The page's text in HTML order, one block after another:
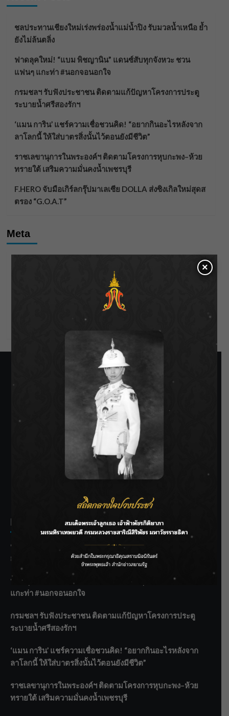
ชลประทานเชียงใหม่เร่งพร่องน้ำแม่น้ำปิง รับมวลน้ำเหนือ ย้ำ
ยังไม่ล้นตลิ่ง
ฟาดลุคใหม่! “แบม พิชญานิน” แดนซ์สับทุกจังหวะ ชวน
แฟนๆ แกะท่า #นอกจอนอกใจ
กรมชลฯ รับฟังประชาชน ติดตามแก้ปัญหาโครงการประตู
ระบายน้ำศรีสองรักฯ
‘แมน การิน’ แชร์ความเชื่อชวนคิด! “อยากกินอะไรหลังจาก
ลาโลกนี้ ให้ใส่บาตรสิ่งนั้นไว้ตอนยังมีชีวิต”
ราชเลขานุการในพระองค์ฯ ติดตามโครงการหุบกะพง–ห้วย
ทรายใต้ เสริมความมั่นคงน้ำเพชรบุรี
F.HERO จับมือเกิร์ลกรุ๊ปมาเลเซีย DOLLA ส่งซิงเกิลใหม่สุดส
ตรอง “G.O.A.T”
Meta
SIAMRATH VARIETY
Recent Posts
ชลประทานเชียงใหม่เร่งพร่องน้ำแม่น้ำปิง รับมวลน้ำเหนือ ย้ำ
ยังไม่ล้นตลิ่ง
ฟาดลุคใหม่! “แบม พิชญานิน” แดนซ์สับทุกจังหวะ ชวนแฟนๆ
แกะท่า #นอกจอนอกใจ
กรมชลฯ รับฟังประชาชน ติดตามแก้ปัญหาโครงการประตู
ระบายน้ำศรีสองรักฯ
‘แมน การิน’ แชร์ความเชื่อชวนคิด! “อยากกินอะไรหลังจาก
ลาโลกนี้ ให้ใส่บาตรสิ่งนั้นไว้ตอนยังมีชีวิต”
ราชเลขานุการในพระองค์ฯ ติดตามโครงการหุบกะพง–ห้วย
ทรายใต้ เสริมความมั่นคงน้ำเพชรบุรี
×